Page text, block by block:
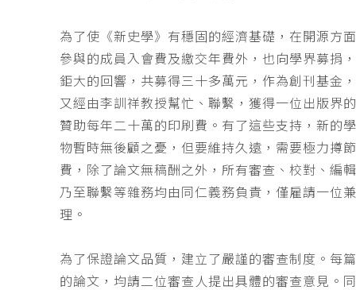
為了使《新史學》有穩固的經濟基礎，在開源方
參與的成員入會費及繳交年費外，也向學界募捐
鉅大的回響，共募得三十多萬元，作為創刊基金
又經由李訓祥教授幫忙、聯繫，獲得一位出版界
贊助每年二十萬的印刷費。有了這些支持，新的
物暫時無後顧之憂，但要維持久遠，需要極力撙
費，除了論文無稿酬之外，所有審查、校對、編
乃至聯繫等雜務均由同仁義務負責，僅雇請一位
理。
為了保證論文品質，建立了嚴謹的審查制度。每
的論文，均請二位審查人提出具體的審查意見。